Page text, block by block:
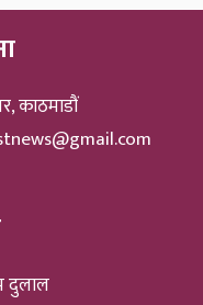
काठमाडौं
दुलाल